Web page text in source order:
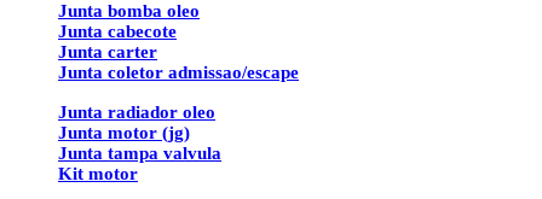
Junta bomba oleo
Junta cabecote
Junta carter
Junta coletor admissao/escape
Junta radiador oleo
Junta motor (jg)
Junta tampa valvula
Kit motor